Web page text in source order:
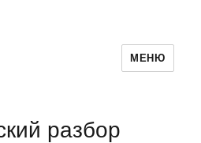
МЕНЮ
разбор